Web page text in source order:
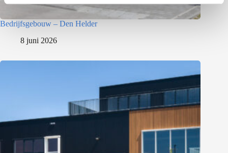
Bedrijfsgebouw – Den Helder
8 juni 2026